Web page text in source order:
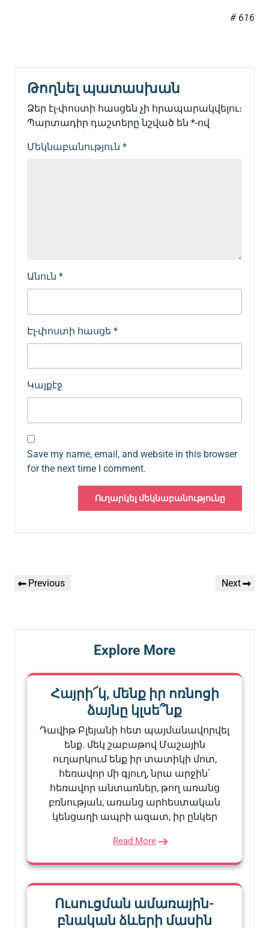
# 616
Թողնել պատասխան
Ձեր էլ-փոստի հասցեն չի հրապարակվելու։
Պարտադիր դաշտերը նշված են *-ով
Մեկնաբանություն *
Անուն *
Էլ-փոստի հասցե *
Կայքէջ
Save my name, email, and website in this browser
for the next time I comment.
նավարկումը
Previous
Previous
Next
Next
Explore More
Հայրի՜կ, մենք իր ոռնոցի
ձայնը կլսե՞նք
Դավիթ Բլեյանի հետ պայմանավորվել
ենք. մեկ շաբաթով Մաշային
ուղարկում ենք իր տատիկի մոտ,
հեռավոր մի գյուղ, նրա արջին՝
հեռավոր անտառներ, թող առանց
բռնության, առանց արհեստական
կենցաղի ապրի ազատ, իր ընկեր
Read More
Ուսուցման ամառային-
բնական ձևերի մասին